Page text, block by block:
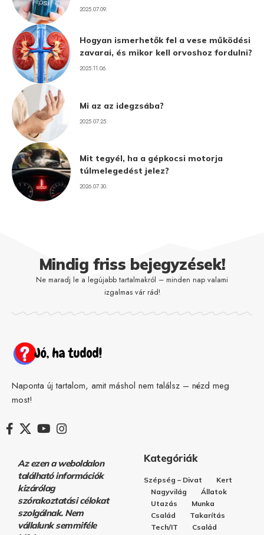
2025.07.09.
Hogyan ismerhetők fel a vese működési
zavarai, és mikor kell orvoshoz fordulni?
2025.11.06.
Mi az az idegzsába?
2025.07.25.
Mit tegyél, ha a gépkocsi motorja
túlmelegedést jelez?
2026.07.30.
Mindig friss bejegyzések!
Ne maradj le a legújabb tartalmakról – minden nap valami
izgalmas vár rád!
Naponta új tartalom, amit máshol nem találsz – nézd meg
most!
Az ezen a weboldalon
található információk
kizárólag
szórakoztatási célokat
szolgálnak. Nem
vállalunk semmiféle
Kategóriák
Szépség – Divat
Kert
Nagyvilág
Állatok
Utazás
Munka
Család
Takarítás
Tech/IT
Család